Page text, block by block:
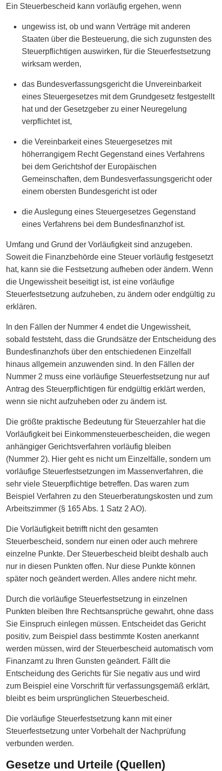
Ein Steuerbescheid kann vorläufig ergehen, wenn
ungewiss ist, ob und wann Verträge mit anderen
Staaten über die Besteuerung, die sich zugunsten des
Steuerpflichtigen auswirken, für die Steuerfestsetzung
wirksam werden,
das Bundesverfassungsgericht die Unvereinbarkeit
eines Steuergesetzes mit dem Grundgesetz festgestellt
hat und der Gesetzgeber zu einer Neuregelung
verpflichtet ist,
die Vereinbarkeit eines Steuergesetzes mit
höherrangigem Recht Gegenstand eines Verfahrens
bei dem Gerichtshof der Europäischen
Gemeinschaften, dem Bundesverfassungsgericht oder
einem obersten Bundesgericht ist oder
die Auslegung eines Steuergesetzes Gegenstand
eines Verfahrens bei dem Bundesfinanzhof ist.
Umfang und Grund der Vorläufigkeit sind anzugeben.
Soweit die Finanzbehörde eine Steuer vorläufig festgesetzt
hat, kann sie die Festsetzung aufheben oder ändern. Wenn
die Ungewissheit beseitigt ist, ist eine vorläufige
Steuerfestsetzung aufzuheben, zu ändern oder endgültig zu
erklären.
In den Fällen der Nummer 4 endet die Ungewissheit,
sobald feststeht, dass die Grundsätze der Entscheidung des
Bundesfinanzhofs über den entschiedenen Einzelfall
hinaus allgemein anzuwenden sind. In den Fällen der
Nummer 2 muss eine vorläufige Steuerfestsetzung nur auf
Antrag des Steuerpflichtigen für endgültig erklärt werden,
wenn sie nicht aufzuheben oder zu ändern ist.
Die größte praktische Bedeutung für Steuerzahler hat die
Vorläufigkeit bei Einkommensteuerbescheiden, die wegen
anhängiger Gerichtsverfahren vorläufig bleiben
(Nummer 2). Hier geht es nicht um Einzelfälle, sondern um
vorläufige Steuerfestsetzungen im Massenverfahren, die
sehr viele Steuerpflichtige betreffen. Das waren zum
Beispiel Verfahren zu den Steuerberatungskosten und zum
Arbeitszimmer (§ 165 Abs. 1 Satz 2 AO).
Die Vorläufigkeit betrifft nicht den gesamten
Steuerbescheid, sondern nur einen oder auch mehrere
einzelne Punkte. Der Steuerbescheid bleibt deshalb auch
nur in diesen Punkten offen. Nur diese Punkte können
später noch geändert werden. Alles andere nicht mehr.
Durch die vorläufige Steuerfestsetzung in einzelnen
Punkten bleiben Ihre Rechtsansprüche gewahrt, ohne dass
Sie Einspruch einlegen müssen. Entscheidet das Gericht
positiv, zum Beispiel dass bestimmte Kosten anerkannt
werden müssen, wird der Steuerbescheid automatisch vom
Finanzamt zu Ihren Gunsten geändert. Fällt die
Entscheidung des Gerichts für Sie negativ aus und wird
zum Beispiel eine Vorschrift für verfassungsgemäß erklärt,
bleibt es beim ursprünglichen Steuerbescheid.
Die vorläufige Steuerfestsetzung kann mit einer
Steuerfestsetzung unter Vorbehalt der Nachprüfung
verbunden werden.
Gesetze und Urteile (Quellen)